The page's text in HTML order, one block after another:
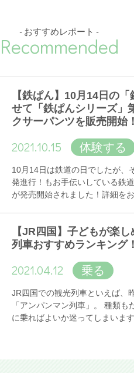
- おすすめレポート -
Recommended
【鉄ぱん】10月14日の
せて「鉄ぱんシリーズ」
クサーパンツを販売開始
2021.10.15 体験する
10月14日は鉄道の日でしたが、
発進行！もお手伝いしている鉄
が発売開始されました！詳細をお
【JR四国】子どもが楽
列車おすすめランキング
2021.04.12 乗る
JR四国での観光列車といえば、
「アンパンマン列車」。 種類も
に乗ればよいか迷ってしまいます